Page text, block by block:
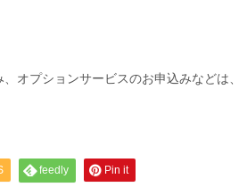
オプションサービスのお申込みなどは
feedly Pin it